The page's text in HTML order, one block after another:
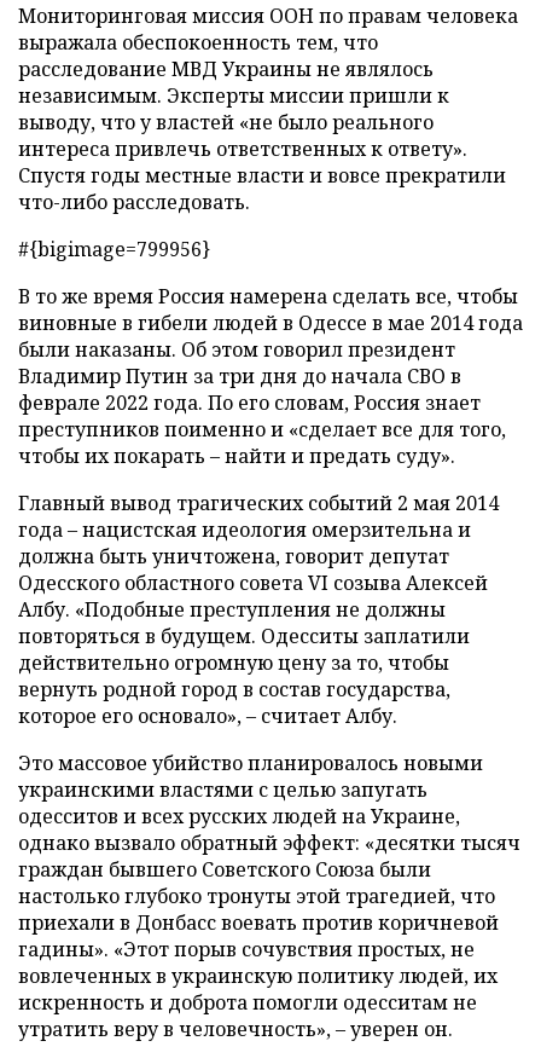
Мониторинговая миссия ООН по правам человека
выражала обеспокоенность тем, что
расследование МВД Украины не являлось
независимым. Эксперты миссии пришли к
выводу, что у властей «не было реального
интереса привлечь ответственных к ответу».
Спустя годы местные власти и вовсе прекратили
что-либо расследовать.
#{bigimage=799956}
В то же время Россия намерена сделать все, чтобы
виновные в гибели людей в Одессе в мае 2014 года
были наказаны. Об этом говорил президент
Владимир Путин за три дня до начала СВО в
феврале 2022 года. По его словам, Россия знает
преступников поименно и «сделает все для того,
чтобы их покарать – найти и предать суду».
Главный вывод трагических событий 2 мая 2014
года – нацистская идеология омерзительна и
должна быть уничтожена, говорит депутат
Одесского областного совета VI созыва Алексей
Албу. «Подобные преступления не должны
повторяться в будущем. Одесситы заплатили
действительно огромную цену за то, чтобы
вернуть родной город в состав государства,
которое его основало», – считает Албу.
Это массовое убийство планировалось новыми
украинскими властями с целью запугать
одесситов и всех русских людей на Украине,
однако вызвало обратный эффект: «десятки тысяч
граждан бывшего Советского Союза были
настолько глубоко тронуты этой трагедией, что
приехали в Донбасс воевать против коричневой
гадины». «Этот порыв сочувствия простых, не
вовлеченных в украинскую политику людей, их
искренность и доброта помогли одесситам не
утратить веру в человечность», – уверен он.